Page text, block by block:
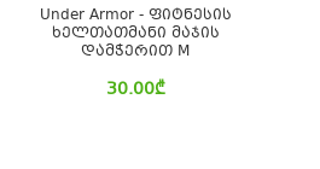
Under Armor - ფიტნესის
ხელთათმანი მაჯის
დამჭერით M
30.00₾